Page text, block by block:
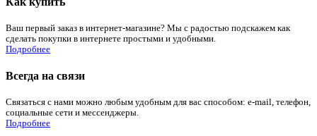
Ваш первый заказ в интернет-магазине? Мы с радостью подскажем как
сделать покупки в интернете простыми и удобными.
Подробнее
Всегда на связи
Связаться с нами можно любым удобным для вас способом: e-mail, телефон,
социальные сети и мессенджеры.
Подробнее